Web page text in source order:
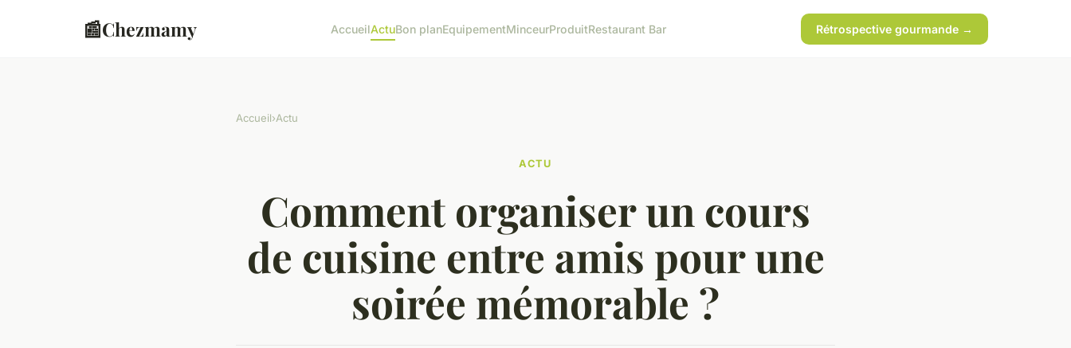
📰Chezmamy AccueilActuBon planEquipementMinceurProduitRestaurant Bar Rétrospective gourmande →
Accueil›Actu
ACTU
Comment organiser un cours
de cuisine entre amis pour une
soirée mémorable ?